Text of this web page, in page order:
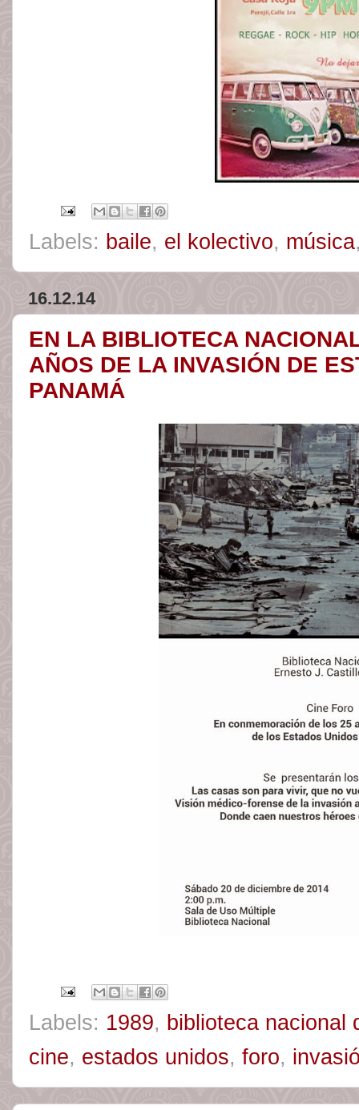
Labels: baile, el kolectivo, música
16.12.14
EN LA BIBLIOTECA
AÑOS DE LA INVASIÓN DE
PANAMÁ
Labels: 1989, biblioteca nacional
cine, estados unidos, foro,